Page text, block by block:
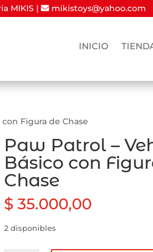
MIKIS | mikistoys@yahoo.com
INICIO
Figura de Chase
Paw Patrol –
Básico con
Chase
$ 35.000,00
2 disponibles